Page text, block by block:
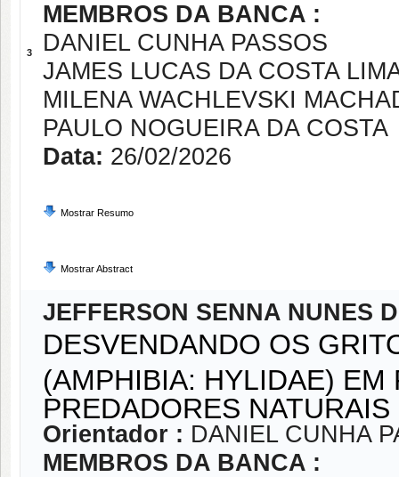
3
MEMBROS DA BANCA :
DANIEL CUNHA PASSOS
JAMES LUCAS DA COSTA
MILENA WACHLEVSKI
PAULO NOGUEIRA DA COSTA
Data: 26/02/2026
Mostrar Resumo
Mostrar Abstract
JEFFERSON SENNA NUNES
DESVENDANDO OS
(AMPHIBIA: HYLIDAE) EM
PREDADORES NATURAIS
Orientador : DANIEL CUNHA
MEMBROS DA BANCA :